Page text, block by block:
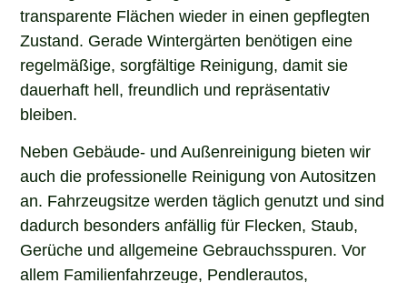
transparente Flächen wieder in einen gepflegten
Zustand. Gerade Wintergärten benötigen eine
regelmäßige, sorgfältige Reinigung, damit sie
dauerhaft hell, freundlich und repräsentativ
bleiben.
Neben Gebäude- und Außenreinigung bieten wir
auch die professionelle Reinigung von Autositzen
an. Fahrzeugsitze werden täglich genutzt und sind
dadurch besonders anfällig für Flecken, Staub,
Gerüche und allgemeine Gebrauchsspuren. Vor
allem Familienfahrzeuge, Pendlerautos,